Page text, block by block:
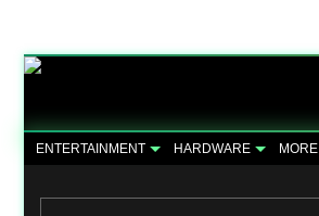
ENTERTAINMENT HARDWARE MORE